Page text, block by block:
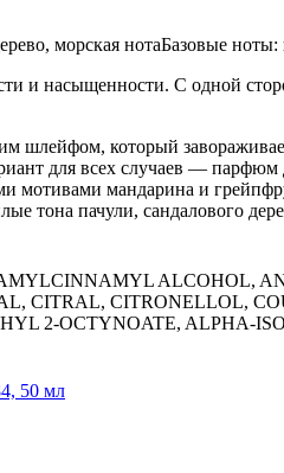
морская нотаБазовые ноты:
и насыщенности. С одной
который
для всех случаев —
мандарина и
тона пачули, сандалового
ALCOHOL,
CITRAL, CITRONELLOL,
2-OCTYNOATE, ALPHA-